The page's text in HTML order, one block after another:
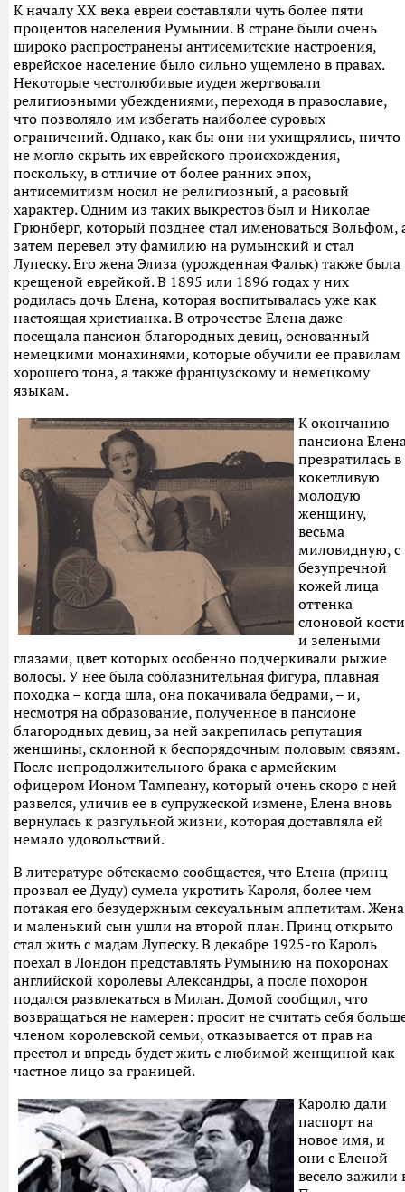
К началу XX века евреи составляли чуть более пяти
процентов населения Румынии. В стране были очень
широко распространены антисемитские настроения,
еврейское население было сильно ущемлено в правах.
Некоторые честолюбивые иудеи жертвовали
религиозными убеждениями, переходя в православие,
что позволяло им избегать наиболее суровых
ограничений. Однако, как бы они ни ухищрялись, ничто
не могло скрыть их еврейского происхождения,
поскольку, в отличие от более ранних эпох,
антисемитизм носил не религиозный, а расовый
характер. Одним из таких выкрестов был и Николае
Грюнберг, который позднее стал именоваться Вольфом,
затем перевел эту фамилию на румынский и стал
Лупеску. Его жена Элиза (урожденная Фальк) также была
крещеной еврейкой. В 1895 или 1896 годах у них
родилась дочь Елена, которая воспитывалась уже как
настоящая христианка. В отрочестве Елена даже
посещала пансион благородных девиц, основанный
немецкими монахинями, которые обучили ее правилам
хорошего тона, а также французскому и немецкому
языкам.
К окончанию
пансиона
превратилась в
кокетливую
молодую
женщину,
весьма
миловидную, с
безупречной
кожей лица
оттенка
слоновой кости
и зелеными
глазами, цвет которых особенно подчеркивали рыжие
волосы. У нее была соблазнительная фигура, плавная
походка – когда шла, она покачивала бедрами, – и,
несмотря на образование, полученное в пансионе
благородных девиц, за ней закрепилась репутация
женщины, склонной к беспорядочным половым связям.
После непродолжительного брака с армейским
офицером Ионом Тампеану, который очень скоро с ней
развелся, уличив ее в супружеской измене, Елена вновь
вернулась к разгульной жизни, которая доставляла ей
немало удовольствий.
В литературе обтекаемо сообщается, что Елена (принц
прозвал ее Дуду) сумела укротить Кароля, более чем
потакая его безудержным сексуальным аппетитам. Жена
и маленький сын ушли на второй план. Принц открыто
стал жить с мадам Лупеску. В декабре 1925-го Кароль
поехал в Лондон представлять Румынию на похоронах
английской королевы Александры, а после похорон
подался развлекаться в Милан. Домой сообщил, что
возвращаться не намерен: просит не считать себя
членом королевской семьи, отказывается от прав на
престол и впредь будет жить с любимой женщиной как
частное лицо за границей.
Каролю дали
паспорт на
новое имя, и
они с Еленой
весело зажили